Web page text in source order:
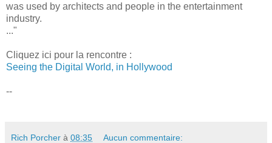
was used by architects and people in the entertainment
industry.
..."
Cliquez ici pour la rencontre :
Seeing the Digital World, in Hollywood
--
Rich Porcher à 08:35 Aucun commentaire: